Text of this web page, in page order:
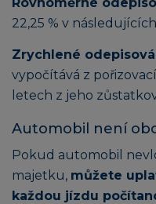
Rovnoměrné
22,25 % v
Zrychlené
vypočítává z
letech z jeho
Automobil není
Pokud automobil
majetku, můžete
každou jízdu